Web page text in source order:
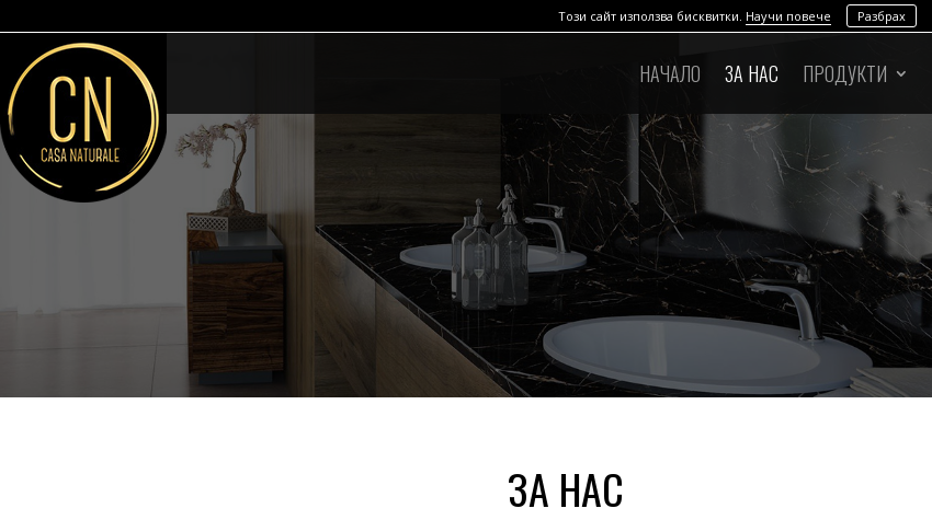
НАЧАЛО ЗА НАС ПРОДУКТИ
ЗА НАС
Този сайт използва бисквитки. Научи повече Разбрах